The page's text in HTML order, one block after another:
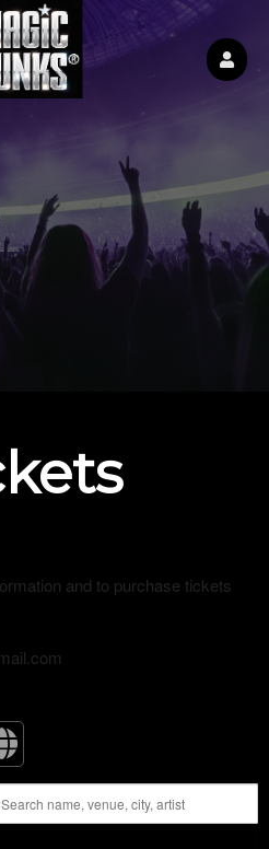
and to purchase tickets